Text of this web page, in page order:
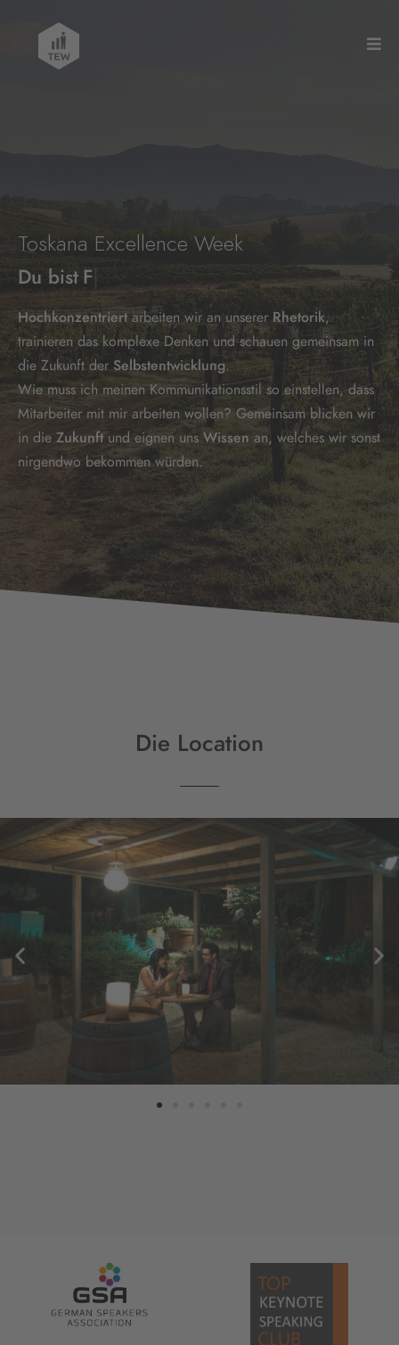
Toskana Excellence Week
Du bistFührung
Hochkonzentriertarbeiten wir an unserer Rhetorik,
trainieren das komplexe Denken und schauen gemeinsam in
die Zukunft der Selbstentwicklung.
Wie muss ich meinen Kommunikationsstil so einstellen, dass
Mitarbeiter mit mir arbeiten wollen? Gemeinsam blicken wir
in die Zukunftund eignen uns Wissen an, welches wir sonst
nirgendwo bekommen würden.
Die Location